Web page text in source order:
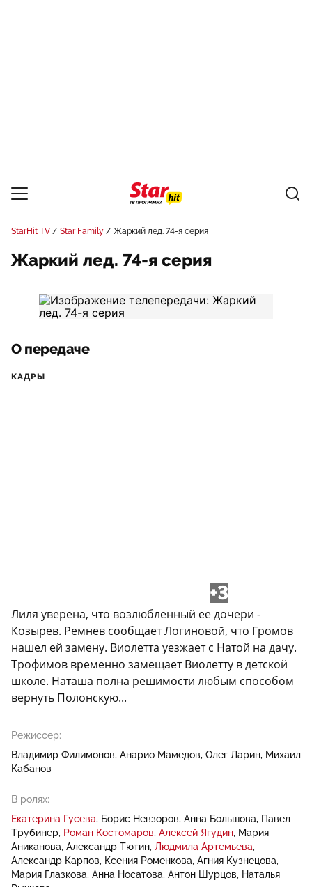
StarHit TV Star Family Жаркий лед. 74-я серия
Жаркий лед. 74-я серия
О передаче
КАДРЫ
+3
Лиля уверена, что возлюбленный ее дочери -
Козырев. Ремнев сообщает Логиновой, что Громов
нашел ей замену. Виолетта уезжает с Натой на дачу.
Трофимов временно замещает Виолетту в детской
школе. Наташа полна решимости любым способом
вернуть Полонскую...
Режиссер:
Владимир Филимонов Анарио Мамедов Олег Ларин Михаил
Кабанов
В ролях:
Екатерина Гусева Борис Невзоров Анна Большова Павел
Трубинер Роман Костомаров Алексей Ягудин Мария
Аниканова Александр Тютин Людмила Артемьева
Александр Карпов
Ксения Роменкова Агния Кузнецова
Мария Глазкова Анна Носатова Антон Шурцов
Наталья